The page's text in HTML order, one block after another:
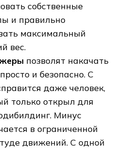
собственные
и правильно
максимальный
вес.
позволят накачать
и безопасно. С
даже человек,
только открыл для
Минус
в ограниченной
движений. С одной